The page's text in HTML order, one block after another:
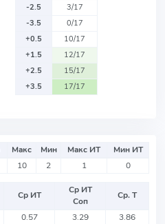
-2.5
3/17
-3.5
0/17
+0.5
10/17
+1.5
12/17
+2.5
15/17
+3.5
17/17
Макс Мин Макс ИТ
Мин ИТ
10 2 1 0
Ср ИТ
Ср ИТ
Соп
Ср. Т
0.57 3.29 3.86